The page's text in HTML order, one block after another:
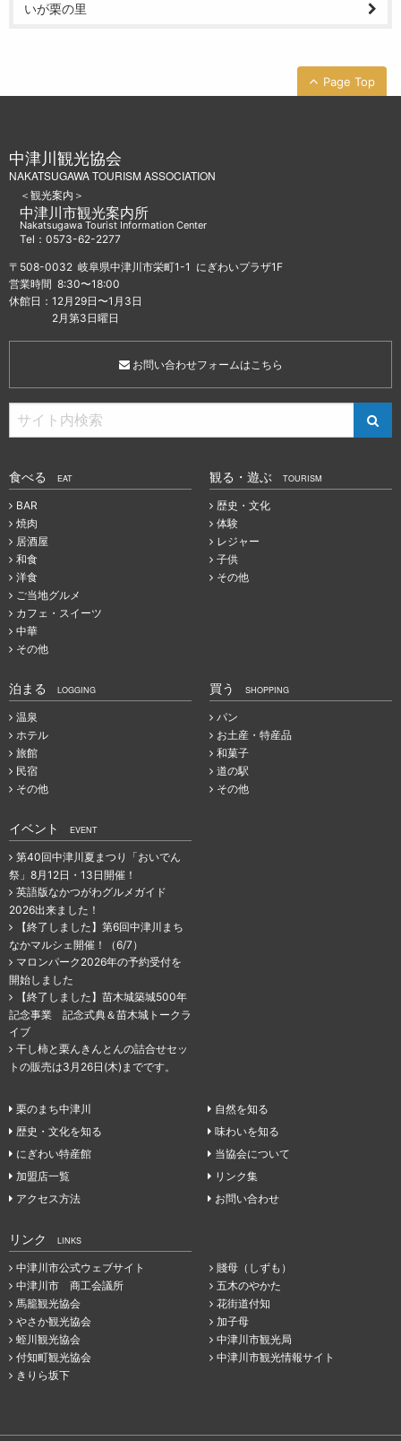
いが栗の里
Page Top
中津川観光協会
NAKATSUGAWA TOURISM ASSOCIATION
＜観光案内＞
中津川市観光案内所
Nakatsugawa Tourist Information Center
Tel：0573-62-2277
〒508-0032 岐阜県中津川市栄町1-1 にぎわいプラザ1F
営業時間 8:30〜18:00
休館日：12月29日〜1月3日
2月第3日曜日
お問い合わせフォームはこちら
食べる EAT
BAR
焼肉
居酒屋
和食
洋食
ご当地グルメ
カフェ・スイーツ
中華
その他
観る・遊ぶ TOURISM
歴史・文化
体験
レジャー
子供
その他
泊まる LOGGING
温泉
ホテル
旅館
民宿
その他
買う SHOPPING
パン
お土産・特産品
和菓子
道の駅
その他
イベント EVENT
第40回中津川夏まつり「おいでん
祭」8月12日・13日開催！
英語版なかつがわグルメガイド
2026出来ました！
【終了しました】第6回中津川まち
なかマルシェ開催！（6/7）
マロンパーク2026年の予約受付を
開始しました
【終了しました】苗木城築城500年
記念事業 記念式典＆苗木城トークラ
イブ
干し柿と栗んきんとんの詰合せセッ
トの販売は3月26日(木)までです。
栗のまち中津川
自然を知る
歴史・文化を知る
味わいを知る
にぎわい特産館
当協会について
加盟店一覧
リンク集
アクセス方法
お問い合わせ
リンク LINKS
中津川市公式ウェブサイト
中津川市 商工会議所
馬籠観光協会
やさか観光協会
蛭川観光協会
付知町観光協会
きりら坂下
賤母（しずも）
五木のやかた
花街道付知
加子母
中津川市観光局
中津川市観光情報サイト